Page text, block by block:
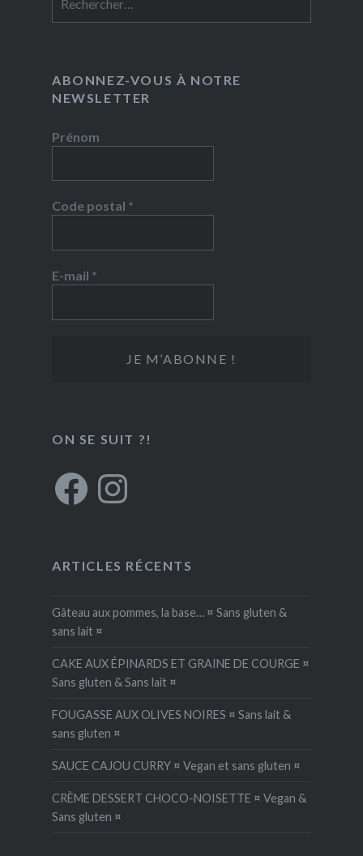
ABONNEZ-VOUS À NOTRE
NEWSLETTER
Prénom
Code postal *
E-mail *
ON SE SUIT ?!
FacebookInstagram
ARTICLES RÉCENTS
Gâteau aux pommes, la base… ¤ Sans gluten &
sans lait ¤
CAKE AUX ÉPINARDS ET GRAINE DE COURGE ¤
Sans gluten & Sans lait ¤
FOUGASSE AUX OLIVES NOIRES ¤ Sans lait &
sans gluten ¤
SAUCE CAJOU CURRY ¤ Vegan et sans gluten ¤
CRÈME DESSERT CHOCO-NOISETTE ¤ Vegan &
Sans gluten ¤